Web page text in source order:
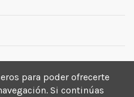
para poder ofrecerte
Si continúas